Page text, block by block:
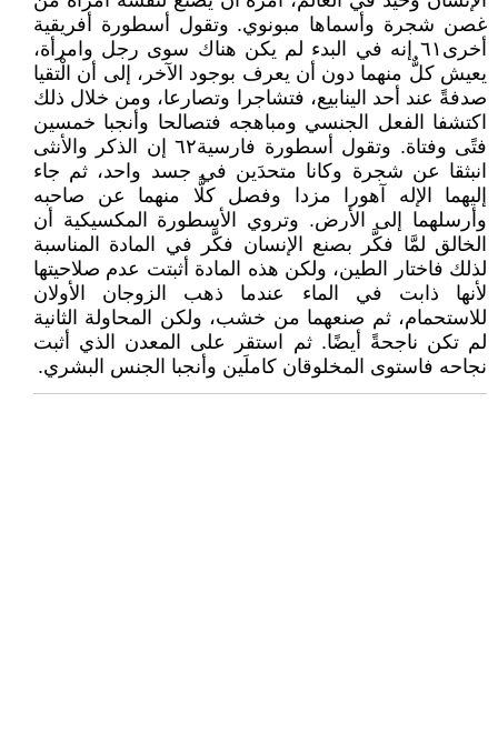
غصن شجرة وأسماها مبونوي. وتقول أسطورة أفريقية
أخرى٦١ إنه في البدء لم يكن هناك سوى رجل وامرأة،
يعيش كلٌّ منهما دون أن يعرف بوجود الآخر، إلى أن الْتقيا
صدفةً عند أحد الينابيع، فتشاجرا وتصارعا، ومن خلال ذلك
اكتشفا الفعل الجنسي ومباهجه فتصالحا وأنجبا خمسين
فتًى وفتاة. وتقول أسطورة فارسية٦٢ إن الذكر والأنثى
انبثقا عن شجرة وكانا متحدَين في جسد واحد، ثم جاء
إليهما الإله آهورا مزدا وفصل كلًّا منهما عن صاحبه
وأرسلهما إلى الأرض. وتروي الأسطورة المكسيكية أن
الخالق لمَّا فكَّر بصنع الإنسان فكَّر في المادة المناسبة
لذلك فاختار الطين، ولكن هذه المادة أثبتت عدم صلاحيتها
لأنها ذابت في الماء عندما ذهب الزوجان الأولان
للاستحمام، ثم صنعهما من خشب، ولكن المحاولة الثانية
لم تكن ناجحةً أيضًا. ثم استقر على المعدن الذي أثبت
نجاحه فاستوى المخلوقان كاملَين وأنجبا الجنس البشري.